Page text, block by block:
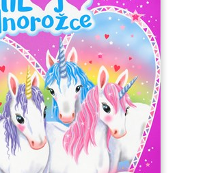
Bestsellery
Tipy redakce